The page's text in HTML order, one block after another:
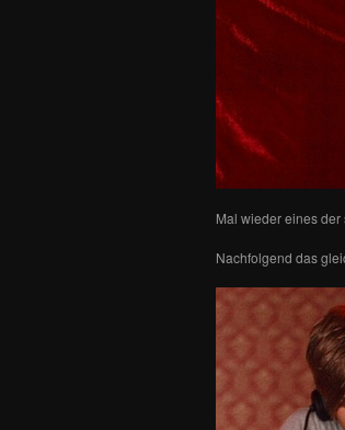
Mal wieder eines
Nachfolgend das